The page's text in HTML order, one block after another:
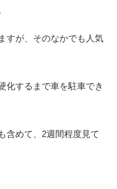
すが、そのなかでも人気
化するまで車を駐車でき
含めて、2週間程度見て